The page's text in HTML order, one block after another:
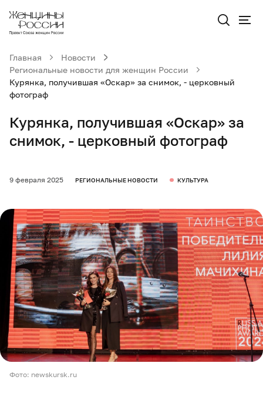
Главная
Новости
Региональные новости для женщин России
Курянка, получившая «Оскар» за снимок, - церковный
фотограф
Курянка, получившая «Оскар» за
снимок, - церковный фотограф
9 февраля 2025 РЕГИОНАЛЬНЫЕ НОВОСТИ КУЛЬТУРА
Фото: newskursk.ru